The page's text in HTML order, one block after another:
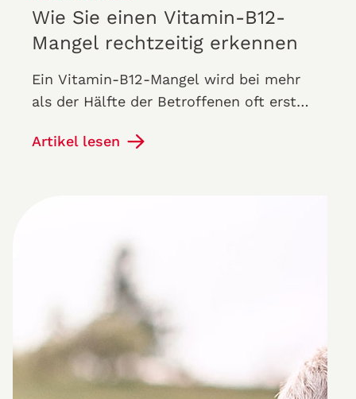
Wie Sie einen Vitamin-B12-
Mangel rechtzeitig erkennen
Ein Vitamin-B12-Mangel wird bei mehr
als der Hälfte der Betroffenen oft erst
haben: Wird das Nährstoff-Defizit…
Artikel lesen